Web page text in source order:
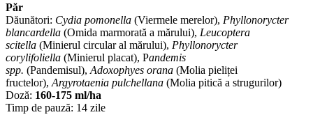
Păr
Dăunători: Cydia pomonella (Viermele merelor), Phyllonorycter
blancardella (Omida marmorată a mărului), Leucoptera
scitella (Minierul circular al mărului), Phyllonorycter
corylifoliella (Minierul placat), Pandemis
spp. (Pandemisul), Adoxophyes orana (Molia pieliței
fructelor), Argyrotaenia pulchellana (Molia pitică a strugurilor)
Doză: 160-175 ml/ha
Timp de pauză: 14 zile